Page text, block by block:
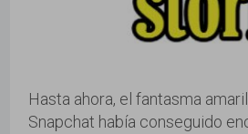
Hasta ahora, el fantasma
Snapchat había conseguido